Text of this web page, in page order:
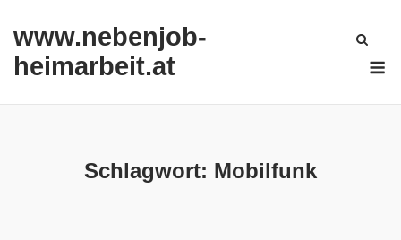
content
www.nebenjob-
heimarbeit.at
Schlagwort: Mobilfunk